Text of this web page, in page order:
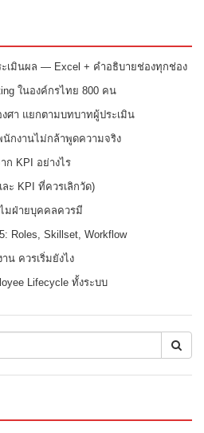
ะเมินผล — Excel + คำอธิบายช่องทุกช่อง
ในองค์กรไทย 800 คน
ศา แยกตามบทบาทผู้ประเมิน
นักงานไม่กล้าพูดความจริง
ก KPI อย่างไร
ะ KPI ที่ควรเลิกวัด)
ไมฝ่ายบุคคลควรมี
Roles, Skillset, Workflow
น ควรเริ่มยังไง
Lifecycle ทั้งระบบ